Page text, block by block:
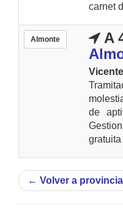
carnet
Almonte A
de
gratuita
← Volver a